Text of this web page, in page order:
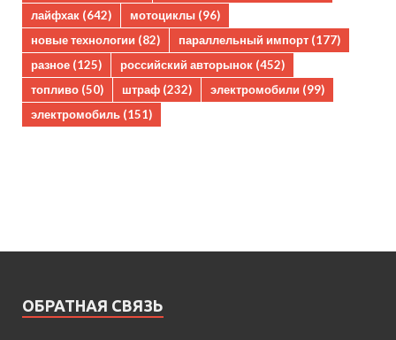
лайфхак (642) мотоциклы (96)
новые технологии (82) параллельный импорт (177)
разное (125) российский авторынок (452)
топливо (50) штраф (232) электромобили (99)
электромобиль (151)
ОБРАТНАЯ СВЯЗЬ